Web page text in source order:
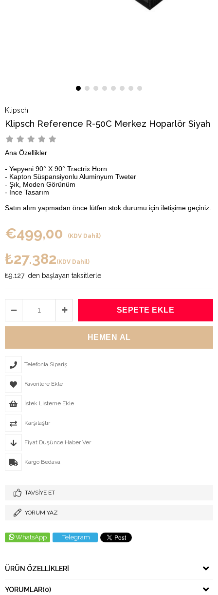
Klipsch
Klipsch Reference R-50C Merkez Hoparlör Siyah
Ana Özellikler
- Yepyeni 90° X 90° Tractrix Horn
- Kapton Süspansiyonlu Aluminyum Tweter
- Şık, Moden Görünüm
- İnce Tasarım
Satın alım yapmadan önce lütfen stok durumu için iletişime geçiniz.
€499,00 (KDV Dahil)
₺27.382(KDV Dahil)
₺9.127 'den başlayan taksitlerle
Telefonla Sipariş
Favorilere Ekle
İstek Listeme Ekle
Karşılaştır
Fiyat Düşünce Haber Ver
Kargo Bedava
TAVSIYE ET
YORUM YAZ
WhatsApp Telegram
ÜRÜN ÖZELLIKLERI
YORUMLAR(0)